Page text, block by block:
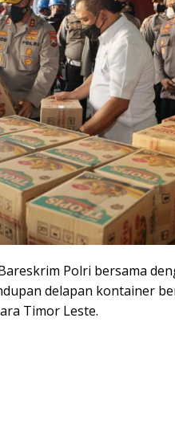
Bareskrim Polri bersama
delapan kontainer
Timor Leste.